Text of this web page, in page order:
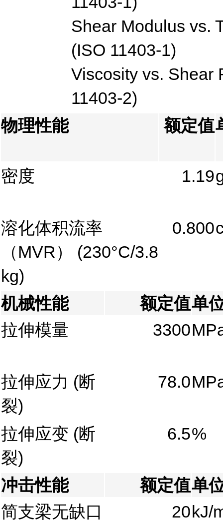
Shear Modulus vs.
(ISO 11403-1)
Viscosity vs. Shear
11403-2)
物理性能
额定值
密度 1.19
溶化体积流率
（MVR） (230°C/3.8
kg)
0.800
机械性能 额定值单
拉伸模量
3300
拉伸应力 (断
裂)
78.0
拉伸应变 (断
裂)
6.5%
冲击性能 额定值单
简支梁无缺口
20kJ/